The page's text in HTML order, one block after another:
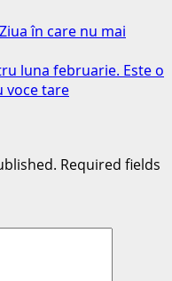
în care nu mai
luna februarie. Este o
voce tare
Required fields